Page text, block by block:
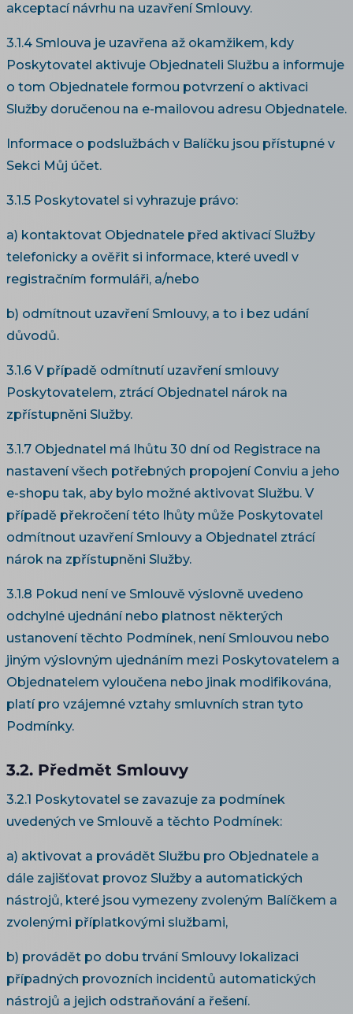
akceptací návrhu na uzavření Smlouvy.
3.1.4 Smlouva je uzavřena až okamžikem, kdy
Poskytovatel aktivuje Objednateli Službu a informuje
o tom Objednatele formou potvrzení o aktivaci
Služby doručenou na e-mailovou adresu Objednatele.
Informace o podslužbách v Balíčku jsou přístupné v
Sekci Můj účet.
3.1.5 Poskytovatel si vyhrazuje právo:
a) kontaktovat Objednatele před aktivací Služby
telefonicky a ověřit si informace, které uvedl v
registračním formuláři, a/nebo
b) odmítnout uzavření Smlouvy, a to i bez udání
důvodů.
3.1.6 V případě odmítnutí uzavření smlouvy
Poskytovatelem, ztrácí Objednatel nárok na
zpřístupněni Služby.
3.1.7 Objednatel má lhůtu 30 dní od Registrace na
nastavení všech potřebných propojení Conviu a jeho
e-shopu tak, aby bylo možné aktivovat Službu. V
případě překročení této lhůty může Poskytovatel
odmítnout uzavření Smlouvy a Objednatel ztrácí
nárok na zpřístupněni Služby.
3.1.8 Pokud není ve Smlouvě výslovně uvedeno
odchylné ujednání nebo platnost některých
ustanovení těchto Podmínek, není Smlouvou nebo
jiným výslovným ujednáním mezi Poskytovatelem a
Objednatelem vyloučena nebo jinak modifikována,
platí pro vzájemné vztahy smluvních stran tyto
Podmínky.
3.2. Předmět Smlouvy
3.2.1 Poskytovatel se zavazuje za podmínek
uvedených ve Smlouvě a těchto Podmínek:
a) aktivovat a provádět Službu pro Objednatele a
dále zajišťovat provoz Služby a automatických
nástrojů, které jsou vymezeny zvoleným Balíčkem a
zvolenými příplatkovými službami,
b) provádět po dobu trvání Smlouvy lokalizaci
případných provozních incidentů automatických
nástrojů a jejich odstraňování a řešení.